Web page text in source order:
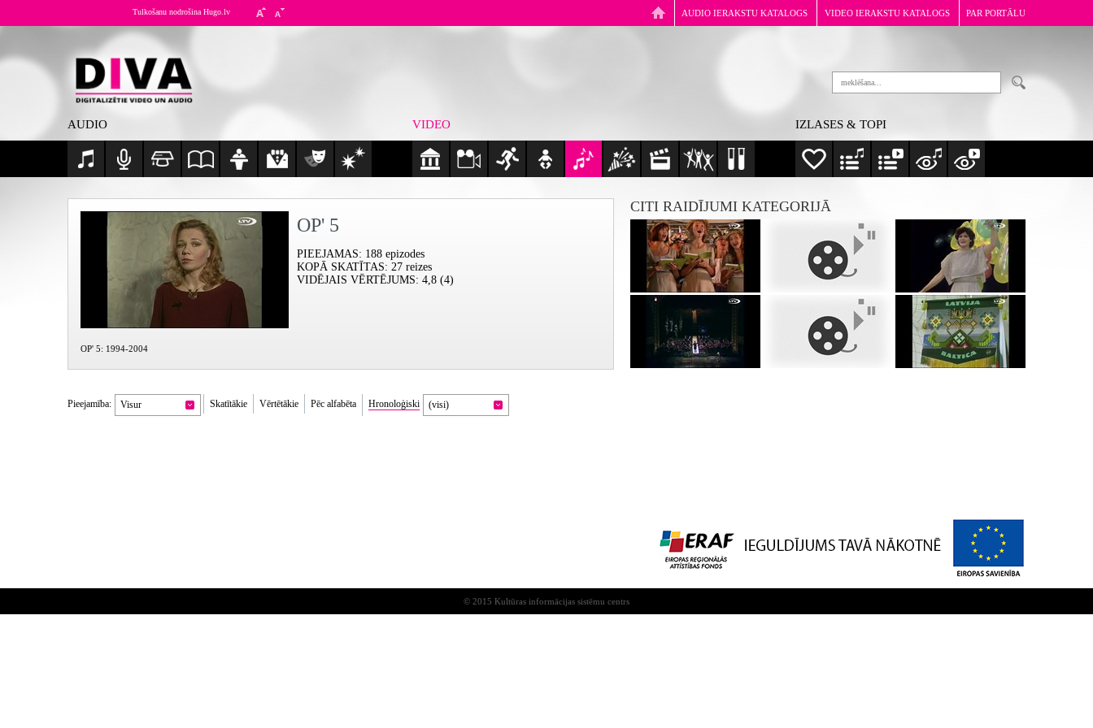
AUDIO IERAKSTU KATALOGS VIDEO IERAKSTU KATALOGS PAR PORTĀLU
Tulkošanu nodrošina Hugo.lv
AUDIO VIDEO IZLASES & TOPI
OP' 5
PIEEJAMAS: 188 epizodes
KOPĀ SKATĪTAS: 27 reizes
VIDĒJAIS VĒRTĒJUMS: 4,8 (4)
OP' 5: 1994-2004
CITI RAIDĪJUMI KATEGORIJĀ
Pieejamība: Visur Skatītākie Vērtētākie Pēc alfabēta Hronoloģiski (visi)
© 2015 Kultūras informācijas sistēmu centrs